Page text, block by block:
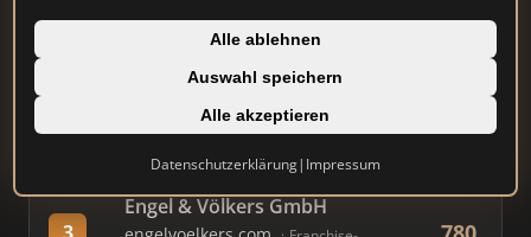
Alle ablehnen
Auswahl speichern
Alle akzeptieren
Datenschutzerklärung| Impressum
1 immobilienscout24.de
Immobilienplattform
879
AVIV Germany GmbH
immowelt.de Immobilienplattform
3
Engel & Völkers GmbH